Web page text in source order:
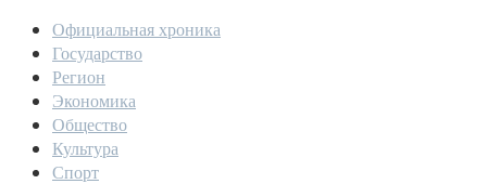
Официальная хроника
Государство
Регион
Экономика
Общество
Культура
Спорт